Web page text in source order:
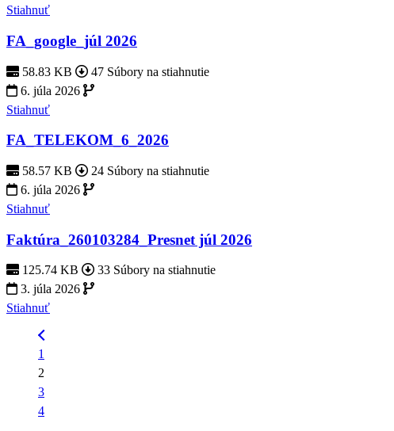
Stiahnuť
FA_google_júl 2026
58.83 KB
47 Súbory na stiahnutie
6. júla 2026
Stiahnuť
FA_TELEKOM_6_2026
58.57 KB
24 Súbory na stiahnutie
6. júla 2026
Stiahnuť
Faktúra_260103284_Presnet júl 2026
125.74 KB
33 Súbory na stiahnutie
3. júla 2026
Stiahnuť
1
2
3
4